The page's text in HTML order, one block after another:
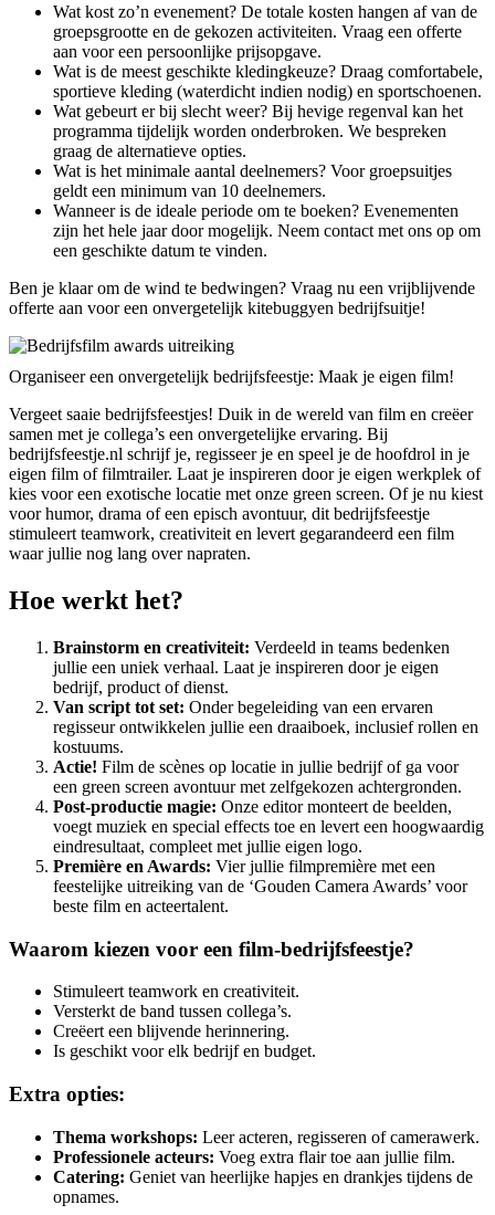
Wat kost zo’n evenement? De totale kosten hangen af van de
groepsgrootte en de gekozen activiteiten. Vraag een offerte
aan voor een persoonlijke prijsopgave.
Wat is de meest geschikte kledingkeuze? Draag comfortabele,
sportieve kleding (waterdicht indien nodig) en sportschoenen.
Wat gebeurt er bij slecht weer? Bij hevige regenval kan het
programma tijdelijk worden onderbroken. We bespreken
graag de alternatieve opties.
Wat is het minimale aantal deelnemers? Voor groepsuitjes
geldt een minimum van 10 deelnemers.
Wanneer is de ideale periode om te boeken? Evenementen
zijn het hele jaar door mogelijk. Neem contact met ons op om
een geschikte datum te vinden.
Ben je klaar om de wind te bedwingen? Vraag nu een vrijblijvende
offerte aan voor een onvergetelijk kitebuggyen bedrijfsuitje!
Organiseer een onvergetelijk bedrijfsfeestje: Maak je eigen film!
Vergeet saaie bedrijfsfeestjes! Duik in de wereld van film en creëer
samen met je collega’s een onvergetelijke ervaring. Bij
bedrijfsfeestje.nl schrijf je, regisseer je en speel je de hoofdrol in je
eigen film of filmtrailer. Laat je inspireren door je eigen werkplek of
kies voor een exotische locatie met onze green screen. Of je nu kiest
voor humor, drama of een episch avontuur, dit bedrijfsfeestje
stimuleert teamwork, creativiteit en levert gegarandeerd een film
waar jullie nog lang over napraten.
Hoe werkt het?
Brainstorm en creativiteit: Verdeeld in teams bedenken
jullie een uniek verhaal. Laat je inspireren door je eigen
bedrijf, product of dienst.
Van script tot set: Onder begeleiding van een ervaren
regisseur ontwikkelen jullie een draaiboek, inclusief rollen en
kostuums.
Actie! Film de scènes op locatie in jullie bedrijf of ga voor
een green screen avontuur met zelfgekozen achtergronden.
Post-productie magie: Onze editor monteert de beelden,
voegt muziek en special effects toe en levert een hoogwaardig
eindresultaat, compleet met jullie eigen logo.
Première en Awards: Vier jullie filmpremière met een
feestelijke uitreiking van de ‘Gouden Camera Awards’ voor
beste film en acteertalent.
Waarom kiezen voor een film-bedrijfsfeestje?
Stimuleert teamwork en creativiteit.
Versterkt de band tussen collega’s.
Creëert een blijvende herinnering.
Is geschikt voor elk bedrijf en budget.
Extra opties:
Thema workshops: Leer acteren, regisseren of camerawerk.
Professionele acteurs: Voeg extra flair toe aan jullie film.
Catering: Geniet van heerlijke hapjes en drankjes tijdens de
opnames.